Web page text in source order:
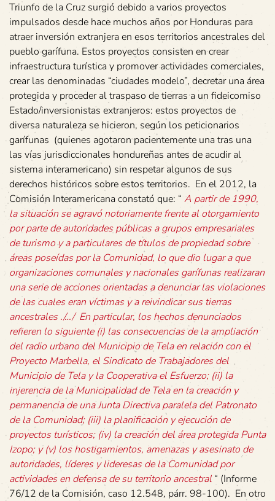
Triunfo de la Cruz surgió debido a varios proyectos
impulsados desde hace muchos años por Honduras para
atraer inversión extranjera en esos territorios ancestrales del
pueblo garífuna. Estos proyectos consisten en crear
infraestructura turística y promover actividades comerciales,
crear las denominadas “ciudades modelo”, decretar una área
protegida y proceder al traspaso de tierras a un fideicomiso
Estado/inversionistas extranjeros: estos proyectos de
diversa naturaleza se hicieron, según los peticionarios
garífunas (quienes agotaron pacientemente una tras una
las vías jurisdiccionales hondureñas antes de acudir al
sistema interamericano) sin respetar algunos de sus
derechos históricos sobre estos territorios. En el 2012, la
Comisión Interamericana constató que: “ A partir de 1990,
la situación se agravó notoriamente frente al otorgamiento
por parte de autoridades públicas a grupos empresariales
de turismo y a particulares de títulos de propiedad sobre
áreas poseídas por la Comunidad, lo que dio lugar a que
organizaciones comunales y nacionales garífunas realizaran
una serie de acciones orientadas a denunciar las violaciones
de las cuales eran víctimas y a reivindicar sus tierras
ancestrales ./…/ En particular, los hechos denunciados
refieren lo siguiente (i) las consecuencias de la ampliación
del radio urbano del Municipio de Tela en relación con el
Proyecto Marbella, el Sindicato de Trabajadores del
Municipio de Tela y la Cooperativa el Esfuerzo; (ii) la
injerencia de la Municipalidad de Tela en la creación y
permanencia de una Junta Directiva paralela del Patronato
de la Comunidad; (iii) la planificación y ejecución de
proyectos turísticos; (iv) la creación del área protegida Punta
Izopo; y (v) los hostigamientos, amenazas y asesinato de
autoridades, líderes y lideresas de la Comunidad por
actividades en defensa de su territorio ancestral “ (Informe
76/12 de la Comisión, caso 12.548, párr. 98-100). En otro